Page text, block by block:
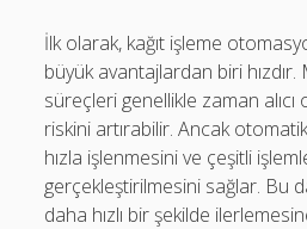
İlk olarak, kağıt işleme
büyük avantajlardan biri hızdır.
süreçleri genellikle zaman alıcı
riskini artırabilir. Ancak
hızla işlenmesini ve çeşitli
gerçekleştirilmesini sağlar. Bu
daha hızlı bir şekilde